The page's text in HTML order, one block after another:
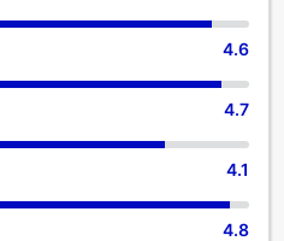
4.6
4.7
4.1
4.8